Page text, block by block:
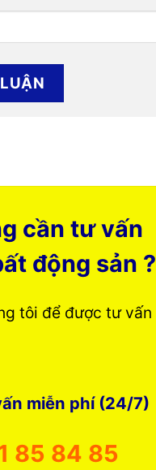
cần tư vấn
động sản ?
tôi để được tư vấn
miễn phí (24/7)
85 84 85